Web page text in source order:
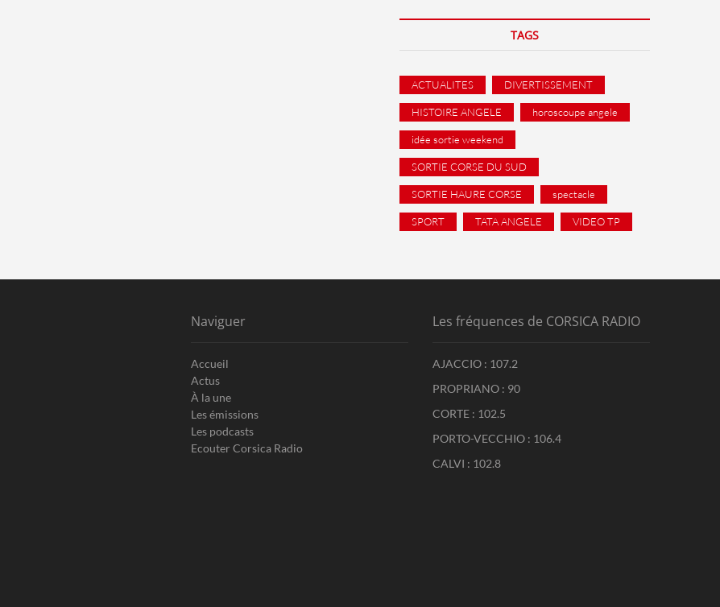
TAGS
ACTUALITES DIVERTISSEMENT
HISTOIRE ANGELE horoscoupe angele
idée sortie weekend
SORTIE CORSE DU SUD
SORTIE HAURE CORSE spectacle
SPORT TATA ANGELE VIDEO TP
Naviguer
Accueil
Actus
À la une
Les émissions
Les podcasts
Ecouter Corsica Radio
Les fréquences de CORSICA RADIO
AJACCIO : 107.2
PROPRIANO : 90
CORTE : 102.5
PORTO-VECCHIO : 106.4
CALVI : 102.8